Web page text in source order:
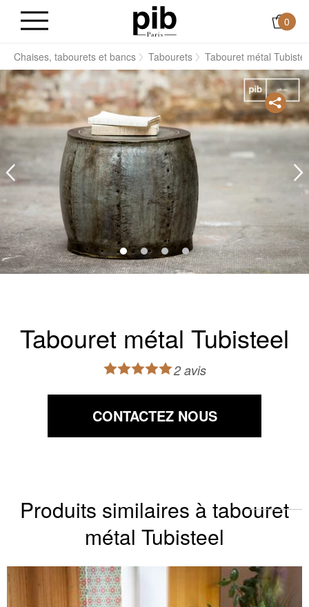
0
Chaises, tabourets et bancs Tabourets Tabouret métal
Tabouret métal Tubisteel
2 avis
CONTACTEZ NOUS
Produits similaires à tabouret
métal Tubisteel